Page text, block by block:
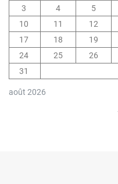
e
août 2026
3
4 5
10
11 12
17
18 19
24
25 26
31